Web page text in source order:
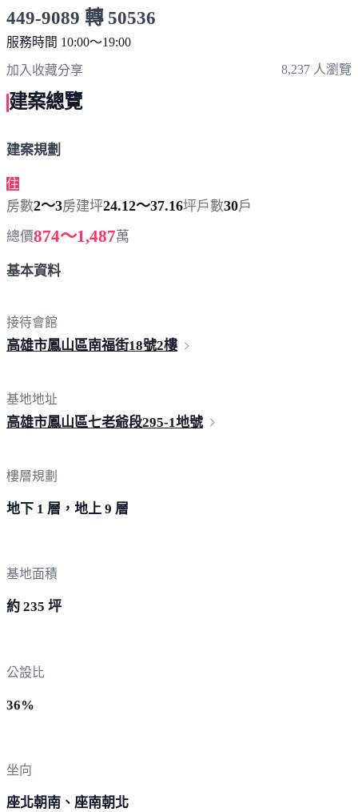
449-9089 轉 50536
服務時間 10:00～19:00
點擊上方掃描 QR Code 可快速撥打
加入收藏分享 8,237 人瀏覽
建案總覽
建案規劃
住
房數2～3房建坪24.12～37.16坪戶數30戶
總價874～1,487萬
基本資料
接待會館
高雄市鳳山區南福街18號2樓
基地地址
高雄市鳳山區七老爺段295-1地號
樓層規劃
地下 1 層，地上 9 層
基地面積
約 235 坪
公設比
36%
坐向
座北朝南、座南朝北